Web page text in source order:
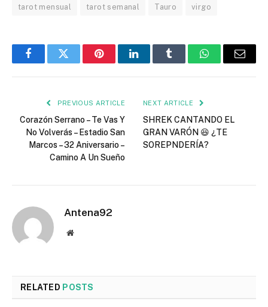
tarot mensual tarot semanal Tauro virgo
FacebookTwitter PinterestLinkedInTumblr WhatsAppEmail
PREVIOUS ARTICLE
Corazón Serrano – Te Vas Y
No Volverás – Estadio San
Marcos – 32 Aniversario –
Camino A Un Sueño
NEXT ARTICLE
SHREK CANTANDO EL
GRAN VARÓN 😆 ¿TE
SOREPNDERÍA?
Antena92
Website
RELATED POSTS